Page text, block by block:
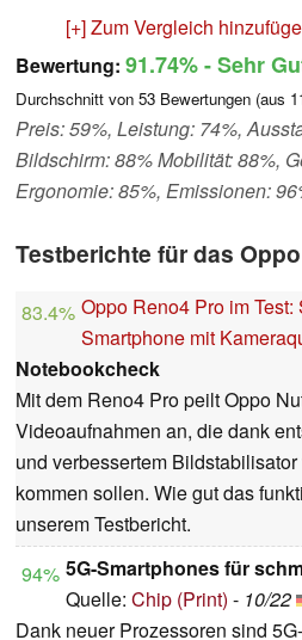
[+] Zum Vergleich
Bewertung: 91.74%- Sehr
Durchschnitt von 53 Bewertungen (aus
Preis: 59%, Leistung: 74%,
Bildschirm: 88% Mobilität: 88%,
Ergonomie: 85%, Emissionen:
Testberichte für das
83.4% Oppo Reno4 Pro im
Smartphone mit
Notebookcheck
Mit dem Reno4 Pro peilt Oppo
Videoaufnahmen an, die dank
und verbessertem
kommen sollen. Wie gut das
unserem Testbericht.
94% 5G-Smartphones für
Quelle: Chip (Print) - 10/22
Dank neuer Prozessoren sind